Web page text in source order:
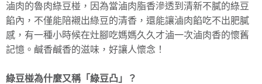
滷肉的魯肉綠豆椪，因為當滷肉脂香滲透到清新不膩的綠豆
餡內，不僅能陪襯出綠豆的清香，還能讓滷肉餡吃不出肥膩
感，有一種小時候在灶腳吃媽媽久久才滷一次滷肉香的懷舊
記憶。鹹香鹹香的滋味，好讓人懷念！
綠豆椪為什麼又稱「綠豆凸」？